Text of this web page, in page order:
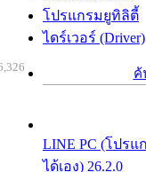
โปรแกรมยูทิลิตี้
ไดร์เวอร์ (Driver)
ค้
LINE PC (โปร
ได้เอง) 26.2.0